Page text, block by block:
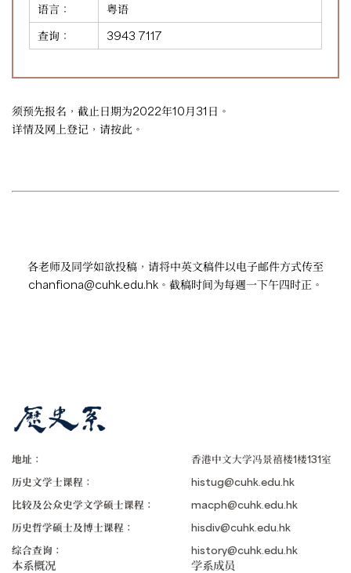
语言：
粤语
查询：
3943 7117
须预先报名，截止日期为2022年10月31日。
详情及网上登记，请按此 。
各老师及同学如欲投稿，请将中英文稿件以电子邮件方式传至
chanfiona@cuhk.edu.hk 。截稿时间为每週一下午四时正。
地址：
香港中文大学冯景禧楼1楼131室
历史文学士课程：
histug@cuhk.edu.hk
比较及公众史学文学硕士课程：
macph@cuhk.edu.hk
历史哲学硕士及博士课程：
hisdiv@cuhk.edu.hk
综合查询：
history@cuhk.edu.hk
本系概况 学系成员